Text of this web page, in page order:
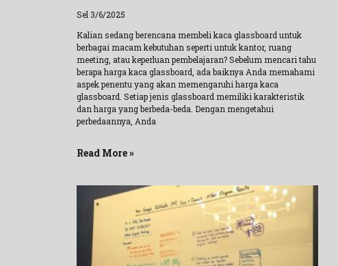
Sel 3/6/2025
Kalian sedang berencana membeli kaca glassboard untuk
berbagai macam kebutuhan seperti untuk kantor, ruang
meeting, atau keperluan pembelajaran? Sebelum mencari tahu
berapa harga kaca glassboard, ada baiknya Anda memahami
aspek penentu yang akan memengaruhi harga kaca
glassboard. Setiap jenis glassboard memiliki karakteristik
dan harga yang berbeda-beda. Dengan mengetahui
perbedaannya, Anda
Read More »